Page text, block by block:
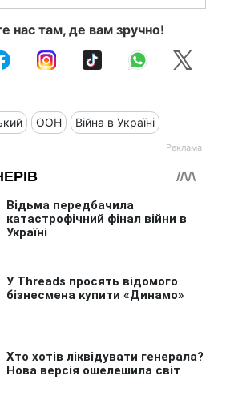
нас там, де вам зручно!
ООН Війна в Україні